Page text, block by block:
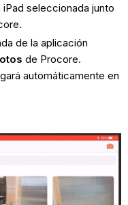
seleccionada junto
de la aplicación
de Procore.
automáticamente en